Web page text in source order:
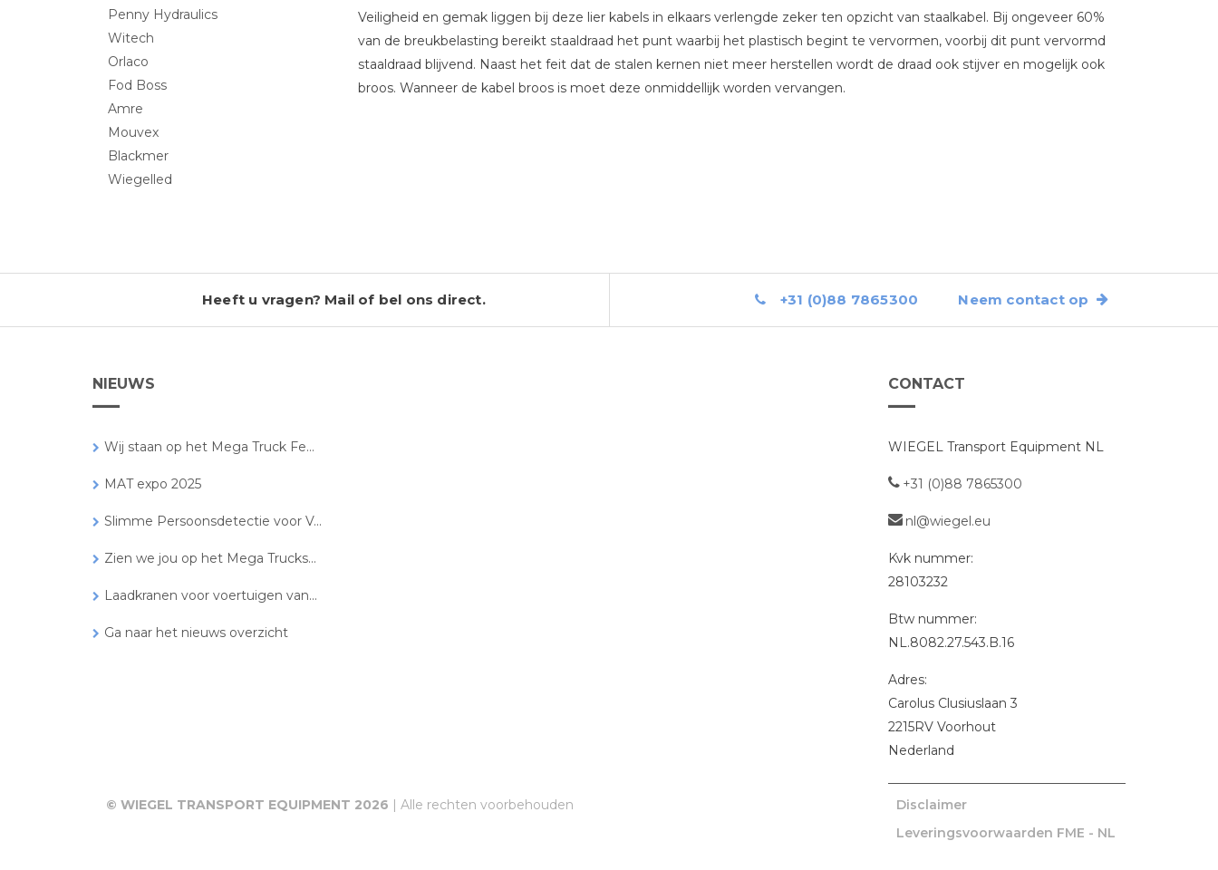
Penny Hydraulics
Witech
Orlaco
Fod Boss
Amre
Mouvex
Blackmer
Wiegelled
Veiligheid en gemak liggen bij deze lier kabels in elkaars verlengde zeker ten opzicht van staalkabel. Bij ongeveer 60%
van de breukbelasting bereikt staaldraad het punt waarbij het plastisch begint te vervormen, voorbij dit punt vervormd
staaldraad blijvend. Naast het feit dat de stalen kernen niet meer herstellen wordt de draad ook stijver en mogelijk ook
broos. Wanneer de kabel broos is moet deze onmiddellijk worden vervangen.
Heeft u vragen? Mail of bel ons direct. +31 (0)88 7865300 Neem contact op
NIEUWS
Wij staan op het Mega Truck Fe...
MAT expo 2025
Slimme Persoonsdetectie voor V...
Zien we jou op het Mega Trucks...
Laadkranen voor voertuigen van...
Ga naar het nieuws overzicht
CONTACT
WIEGEL Transport Equipment NL
+31 (0)88 7865300
nl@wiegel.eu
Kvk nummer:
28103232
Btw nummer:
NL.8082.27.543.B.16
Adres:
Carolus Clusiuslaan 3
2215RV Voorhout
Nederland
© WIEGEL TRANSPORT EQUIPMENT 2026 | Alle rechten voorbehouden
Disclaimer
Leveringsvoorwaarden FME - NL